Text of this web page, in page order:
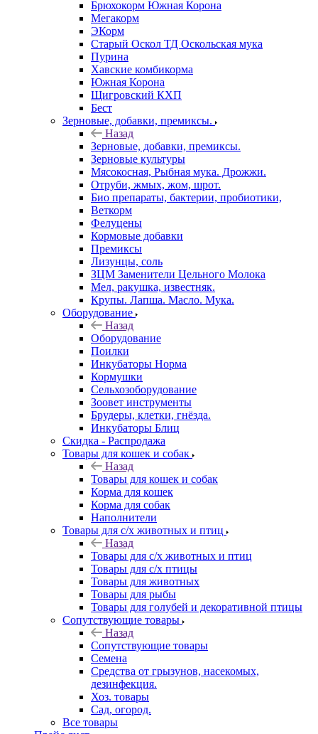
Брюхокорм Южная Корона
Мегакорм
ЭКорм
Старый Оскол ТД Оскольская мука
Пурина
Хавские комбикорма
Южная Корона
Щигровский КХП
Бест
Зерновые, добавки, премиксы.
Назад
Зерновые, добавки, премиксы.
Зерновые культуры
Мясокосная, Рыбная мука. Дрожжи.
Отруби, жмых, жом, шрот.
Био препараты, бактерии, пробиотики,
Веткорм
Фелуцены
Кормовые добавки
Премиксы
Лизунцы, соль
ЗЦМ Заменители Цельного Молока
Мел, ракушка, известняк.
Крупы. Лапша. Масло. Мука.
Оборудование
Назад
Оборудование
Поилки
Инкубаторы Норма
Кормушки
Сельхозоборудование
Зоовет инструменты
Брудеры, клетки, гнёзда.
Инкубаторы Блиц
Скидка - Распродажа
Товары для кошек и собак
Назад
Товары для кошек и собак
Корма для кошек
Корма для собак
Наполнители
Товары для с/х животных и птиц
Назад
Товары для с/х животных и птиц
Товары для с/х птицы
Товары для животных
Товары для рыбы
Товары для голубей и декоративной птицы
Сопутствующие товары
Назад
Сопутствующие товары
Семена
Средства от грызунов, насекомых,
дезинфекция.
Хоз. товары
Сад, огород.
Все товары